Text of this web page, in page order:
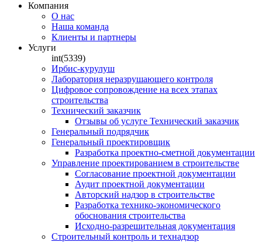
Компания
О нас
Наша команда
Клиенты и партнеры
Услуги
int(5339)
Ирбис-курулуш
Лаборатория неразрушающего контроля
Цифровое сопровождение на всех этапах
строительства
Технический заказчик
Отзывы об услуге Технический заказчик
Генеральный подрядчик
Генеральный проектировщик
Разработка проектно-сметной документации
Управление проектированием в строительстве
Согласование проектной документации
Аудит проектной документации
Авторский надзор в строительстве
Разработка технико-экономического
обоснования строительства
Исходно-разрешительная документация
Строительный контроль и технадзор